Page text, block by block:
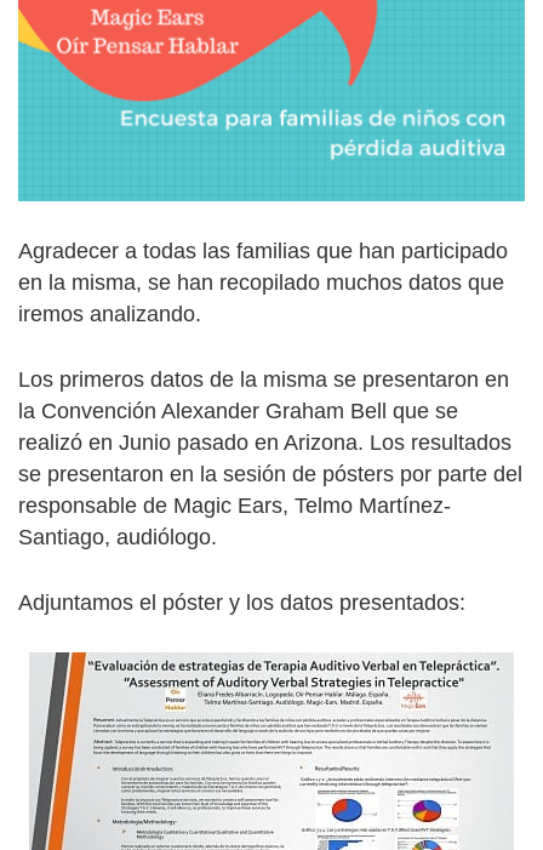
Agradecer a todas las familias que han participado
en la misma, se han recopilado muchos datos que
iremos analizando.
Los primeros datos de la misma se presentaron en
la Convención Alexander Graham Bell que se
realizó en Junio pasado en Arizona. Los resultados
se presentaron en la sesión de pósters por parte del
responsable de Magic Ears, Telmo Martínez-
Santiago, audiólogo.
Adjuntamos el póster y los datos presentados: